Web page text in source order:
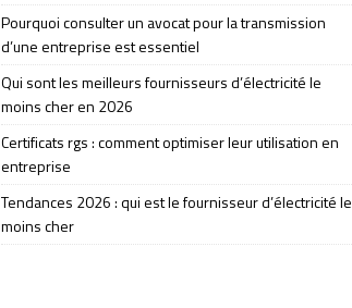
Pourquoi consulter un avocat pour la transmission
d’une entreprise est essentiel
Qui sont les meilleurs fournisseurs d’électricité le
moins cher en 2026
Certificats rgs : comment optimiser leur utilisation en
entreprise
Tendances 2026 : qui est le fournisseur d’électricité le
moins cher